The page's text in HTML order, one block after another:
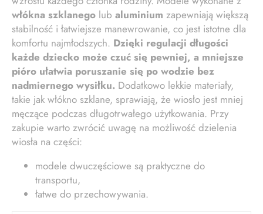
włókna szklanego lub aluminium zapewniają większą
stabilność i łatwiejsze manewrowanie, co jest istotne dla
komfortu najmłodszych. Dzięki regulacji długości
każde dziecko może czuć się pewniej, a mniejsze
pióro ułatwia poruszanie się po wodzie bez
nadmiernego wysiłku. Dodatkowo lekkie materiały,
takie jak włókno szklane, sprawiają, że wiosło jest mniej
męczące podczas długotrwałego użytkowania. Przy
zakupie warto zwrócić uwagę na możliwość dzielenia
wiosła na części:
modele dwuczęściowe są praktyczne do
transportu,
łatwe do przechowywania.